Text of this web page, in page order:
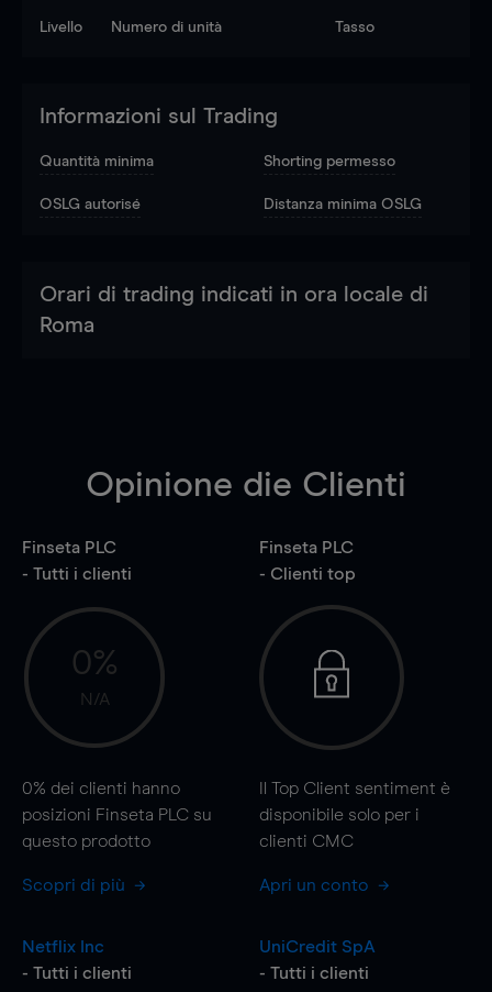
Livello Numero di unità Tasso
Informazioni sul Trading
Quantità minima Shorting permesso
OSLG autorisé Distanza minima OSLG
Orari di trading indicati in ora locale di
Roma
Opinione die Clienti
Finseta PLC
- Tutti i clienti
0%
N/A
0% dei clienti hanno
posizioni Finseta PLC su
questo prodotto
Scopri di più
Finseta PLC
- Clienti top
Il Top Client sentiment è
disponibile solo per i
clienti CMC
Apri un conto
Netflix Inc
- Tutti i clienti
UniCredit SpA
- Tutti i clienti